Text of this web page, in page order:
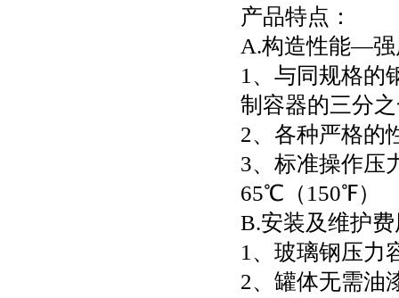
产品特点：
A.构造性能—强
1、与同规格的
制容器的三分
2、各种严格的
3、标准操作压
65℃（150℉）
B.安装及维护
1、玻璃钢压力
2、罐体无需油